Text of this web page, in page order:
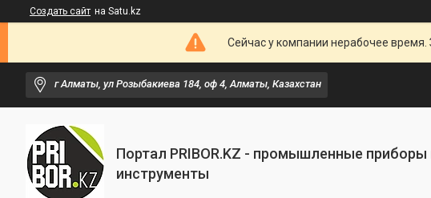
Создать сайт на Satu.kz
Сейчас у компании нерабочее
г Алматы, ул Розыбакиева 184, оф 4, Алматы, Казахстан
Портал PRIBOR.KZ - промышленные приборы
инструменты